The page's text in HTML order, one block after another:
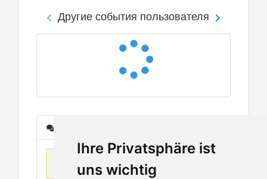
Ihre Privatsphäre ist
uns wichtig
Другие события пользователя